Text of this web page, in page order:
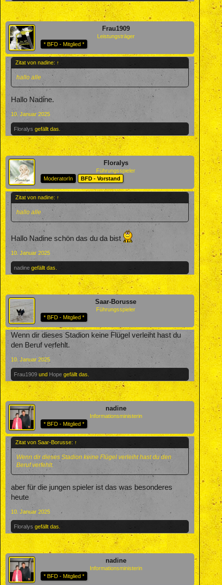
Frau1909
Leistungsträger
* BFD - Mitglied *
Zitat von nadine: ↑
hallo alle
Hallo Nadine.
10. Januar 2025
Floralys gefällt das.
Floralys
Führungsspieler
ModeratorIn
BFD - Vorstand
Zitat von nadine: ↑
hallo alle
Hallo Nadine schön das du da bist
10. Januar 2025
nadine gefällt das.
Saar-Borusse
Führungsspieler
* BFD - Mitglied *
Wenn dir dieses Stadion keine Flügel verleiht hast du
den Beruf verfehlt.
10. Januar 2025
Frau1909 und Hope gefällt das.
nadine
Informationsministerin
* BFD - Mitglied *
Zitat von Saar-Borusse: ↑
Wenn dir dieses Stadion keine Flügel verleiht hast du den
Beruf verfehlt.
aber für die jungen spieler ist das was besonderes
heute
10. Januar 2025
Floralys gefällt das.
nadine
Informationsministerin
* BFD - Mitglied *